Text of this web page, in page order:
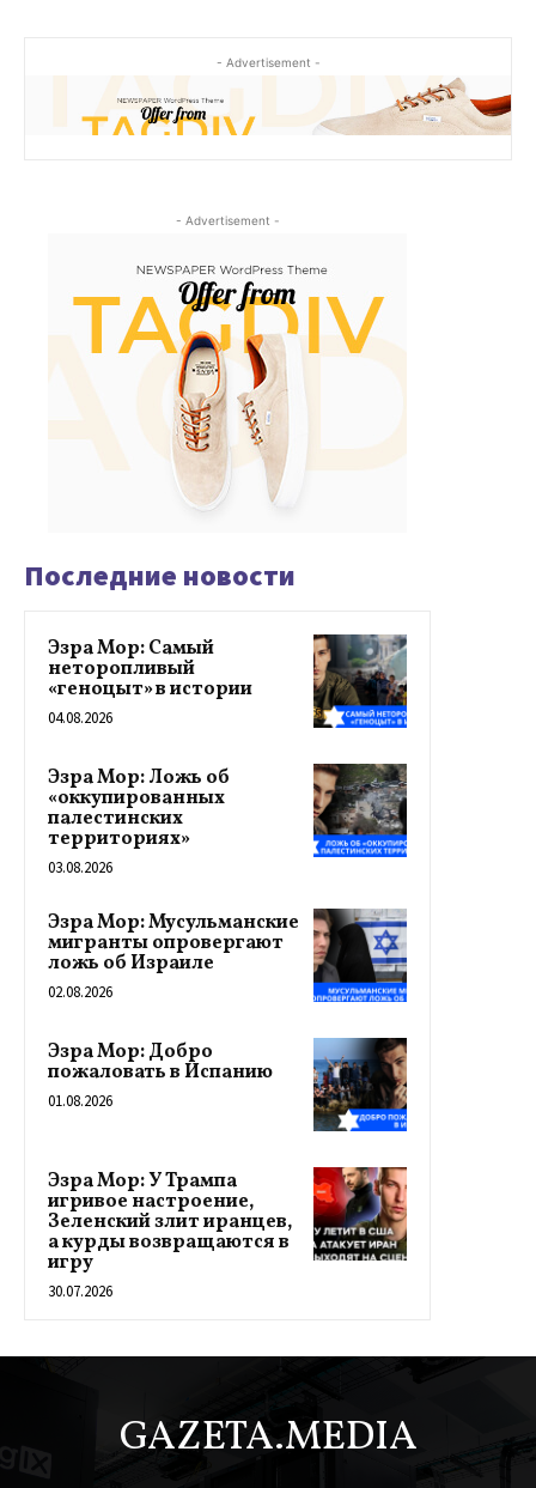
- Advertisement -
- Advertisement -
Последние новости
Эзра Мор: Самый
неторопливый
«геноцыт» в истории
04.08.2026
Эзра Мор: Ложь об
«оккупированных
палестинских
территориях»
03.08.2026
Эзра Мор: Мусульманские
мигранты опровергают
ложь об Израиле
02.08.2026
Эзра Мор: Добро
пожаловать в Испанию
01.08.2026
Эзра Мор: У Трампа
игривое настроение,
Зеленский злит иранцев,
а курды возвращаются в
игру
30.07.2026
GAZETA.MEDIA